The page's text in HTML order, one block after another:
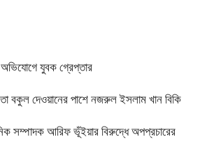
অভিযোগে যুবক গ্রেপ্তার
বকুল দেওয়ানের পাশে নজরুল ইসলাম খান বিকি
সম্পাদক আরিফ ভূঁইয়ার বিরুদ্ধে অপপ্রচারের